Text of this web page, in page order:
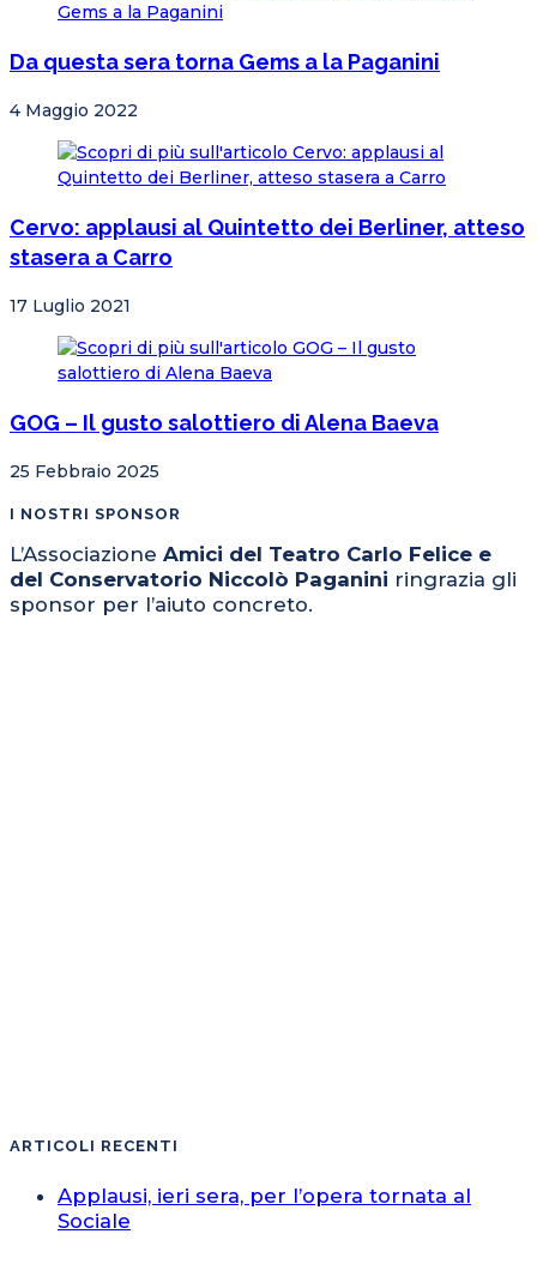
Da questa sera torna Gems a la Paganini
4 Maggio 2022
Cervo: applausi al Quintetto dei Berliner, atteso
stasera a Carro
17 Luglio 2021
GOG – Il gusto salottiero di Alena Baeva
25 Febbraio 2025
I NOSTRI SPONSOR
L’Associazione Amici del Teatro Carlo Felice e
del Conservatorio Niccolò Paganini ringrazia gli
sponsor per l’aiuto concreto.
ARTICOLI RECENTI
Applausi, ieri sera, per l’opera tornata al
Sociale